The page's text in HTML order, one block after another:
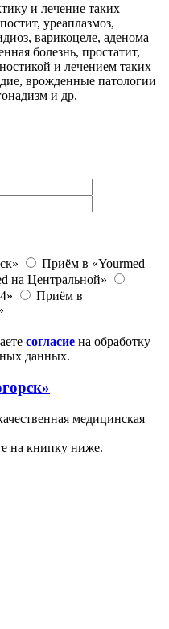
и лечение таких
уреаплазмоз,
варикоцеле, аденома
болезнь, простатит,
и лечением таких
врожденные патологии
и др.
Приём в «Yourmed
на Центральной»
Приём в
согласиена обработку
данных.
медицинская
на книпку ниже.